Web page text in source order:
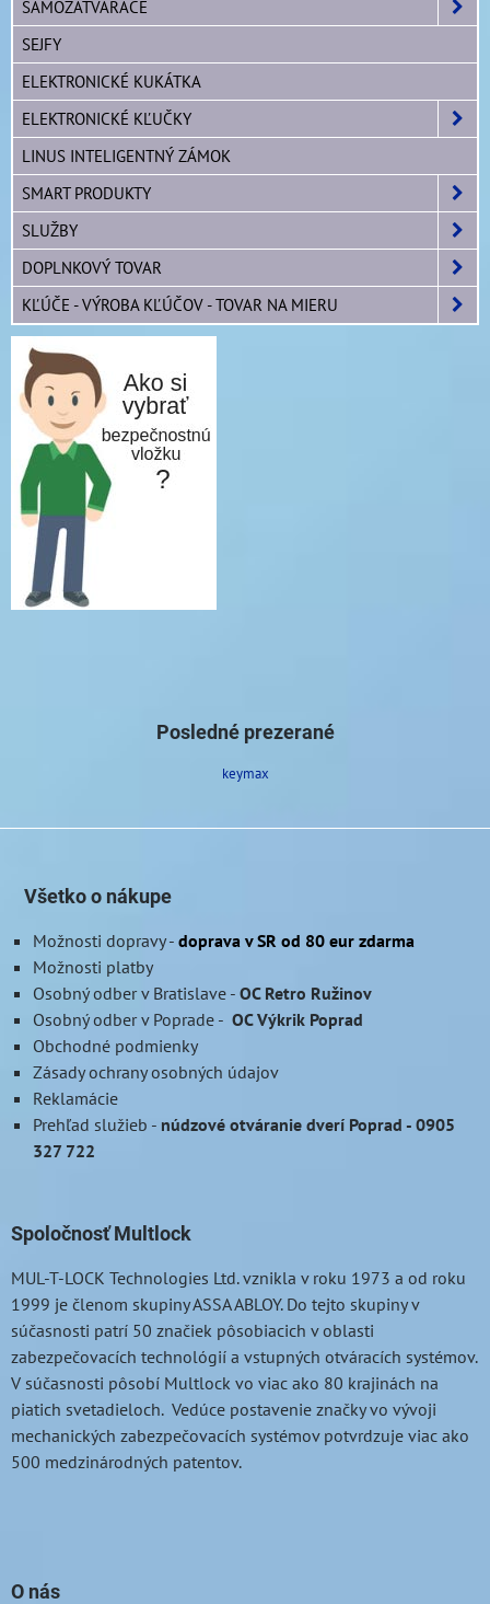
SAMOZATVÁRAČE
SEJFY
ELEKTRONICKÉ KUKÁTKA
ELEKTRONICKÉ KĽUČKY
LINUS INTELIGENTNÝ ZÁMOK
SMART PRODUKTY
SLUŽBY
DOPLNKOVÝ TOVAR
KĽÚČE - VÝROBA KĽÚČOV - TOVAR NA MIERU
Posledné prezerané
keymax
Všetko o nákupe
Možnosti dopravy- doprava v SR od 80 eur zdarma
Možnosti platby
Osobný odber v Bratislave - OC Retro Ružinov
Osobný odber v Poprade - OC Výkrik Poprad
Obchodné podmienky
Zásady ochrany osobných údajov
Reklamácie
Prehľad služieb - núdzové otváranie dverí Poprad - 0905
327 722
Spoločnosť Multlock
MUL-T-LOCK Technologies Ltd. vznikla v roku 1973 a od roku
1999 je členom skupiny ASSA ABLOY. Do tejto skupiny v
súčasnosti patrí 50 značiek pôsobiacich v oblasti
zabezpečovacích technológií a vstupných otváracích systémov.
V súčasnosti pôsobí Multlock vo viac ako 80 krajinách na
piatich svetadieloch. Vedúce postavenie značky vo vývoji
mechanických zabezpečovacích systémov potvrdzuje viac ako
500 medzinárodných patentov.
O nás